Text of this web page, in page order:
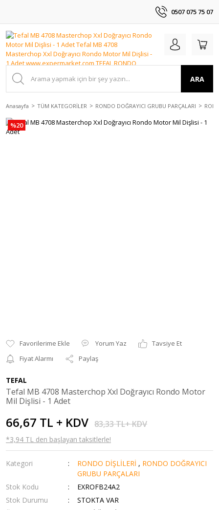
0507 075 75 07
ARA
Anasayfa TÜM KATEGORİLER RONDO DOĞRAYICI GRUBU PARÇALARI
%20
Yorum Yaz
Tavsiye Et
Fiyat Alarmı
Paylaş
TEFAL
Tefal MB 4708 Masterchop Xxl Doğrayıcı Rondo Motor
Mil Dişlisi - 1 Adet
66,67 TL + KDV 83,33 TL+ KDV
*3,94 TL den başlayan taksitlerle!
Kategori RONDO DİŞLİLERİ , RONDO DOĞRAYICI
GRUBU PARÇALARI
Stok Kodu
EXROFB24A2
Stok Durumu
STOKTA VAR